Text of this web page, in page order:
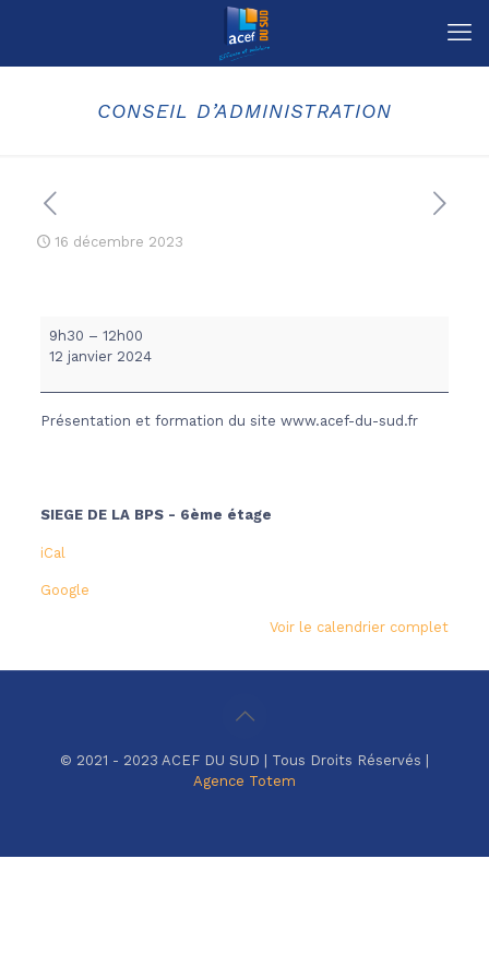
CONSEIL D’ADMINISTRATION
16 décembre 2023
CONSEIL
D'ADMINISTRATION
9h30 – 12h00
12 janvier 2024
Présentation et formation du site www.acef-du-sud.fr
SIEGE DE LA BPS - 6ème étage
iCal
Google
Voir le calendrier complet
© 2021 - 2023 ACEF DU SUD | Tous Droits Réservés |
Agence Totem